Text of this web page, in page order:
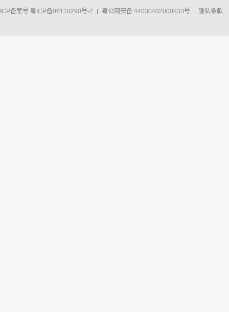
ICP备案号 粤ICP备06118290号-2 粤公网安备 44030402000833号 隐私条款